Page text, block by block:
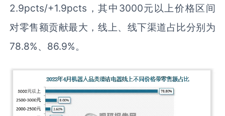
2.9pcts/+1.9pcts，其中3000元以上价格区间
对零售额贡献最大，线上、线下渠道占比分别为
78.8%、86.9%。